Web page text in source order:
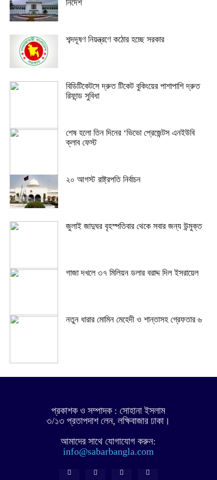
নির্দেশ
শব্দদূষণ নিয়ন্ত্রণে কঠোর হচ্ছে সরকার
বিডিটিকেটসে দ্রুত টিকেট বুকিংয়ের পাশাপাশি দ্রুত
রিফান্ড সুবিধা
শেষ হলো তিন দিনের ‘ভিভো প্রেজেন্টস এনইউবি
ক্লাব ফেস্ট
২০ আগস্ট রাষ্ট্রপতি নির্বাচন
জুলাই জাদুঘর বৃহস্পতিবার থেকে সবার জন্য উন্মুক্ত
গাজা দখলে ৩৭ মিলিয়ন ডলার বরাদ্দ দিল ইসরায়েল
নতুন ধারার মোমিন মেহেদী ও শান্তাসহ গ্রেফতার ৬
প্রকাশক ও সম্পাদক : সোহানা ইসলাম
৩/১৩ প্রতাপদাশ লেন, লক্ষিবাজার ঢাকা।
আমাদের সাথে যোগাযোগ করুন:
info@sabarbangla.com